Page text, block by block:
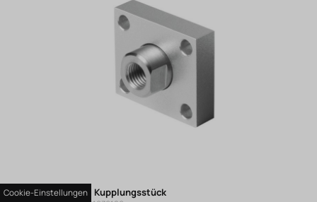
KSZ-M12X1,25 Kupplungsstück
Cookie-Einstellungen